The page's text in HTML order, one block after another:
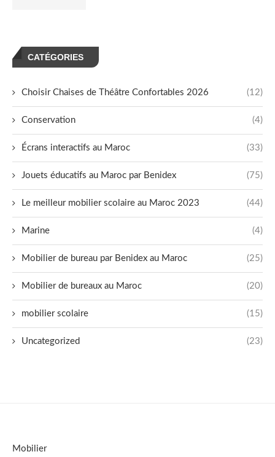
CATÉGORIES
Choisir Chaises de Théâtre Confortables 2026 (12)
Conservation (4)
Écrans interactifs au Maroc (33)
Jouets éducatifs au Maroc par Benidex (75)
Le meilleur mobilier scolaire au Maroc 2023 (44)
Marine (4)
Mobilier de bureau par Benidex au Maroc (25)
Mobilier de bureaux au Maroc (20)
mobilier scolaire (15)
Uncategorized (23)
Mobilier